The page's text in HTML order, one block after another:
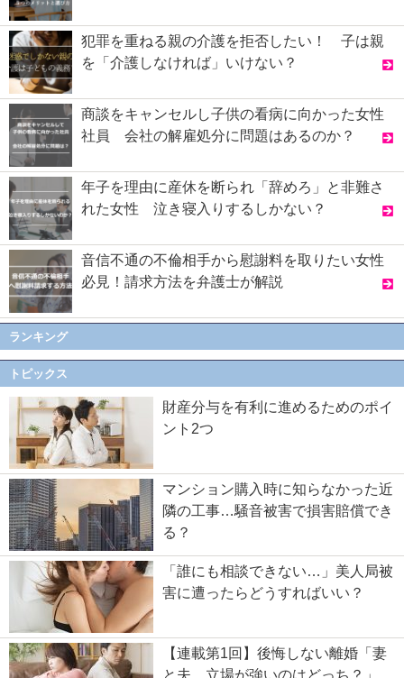
犯罪を重ねる親の介護を拒否したい！ 子は親
を「介護しなければ」いけない？
商談をキャンセルし子供の看病に向かった女性
社員 会社の解雇処分に問題はあるのか？
年子を理由に産休を断られ「辞めろ」と非難さ
れた女性 泣き寝入りするしかない？
音信不通の不倫相手から慰謝料を取りたい女性
必見！請求方法を弁護士が解説
ランキング
トピックス
財産分与を有利に進めるためのポイ
ント2つ
マンション購入時に知らなかった近
隣の工事…騒音被害で損害賠償でき
る？
「誰にも相談できない…」美人局被
害に遭ったらどうすればいい？
【連載第1回】後悔しない離婚「妻
と夫、立場が強いのはどっち？」